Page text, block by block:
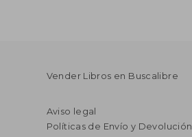
Vender Libros en Buscalibre
Aviso legal
Políticas de Envío y Devolución